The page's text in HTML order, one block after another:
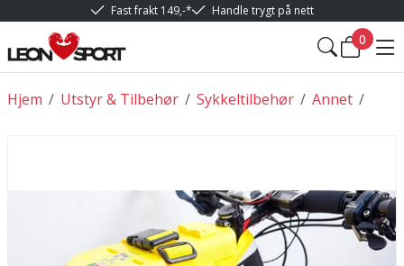
Fast frakt 149,-* Handle trygt på nett
0
/
Hjem /
Utstyr & Tilbehør /
Sykkeltilbehør /
Annet